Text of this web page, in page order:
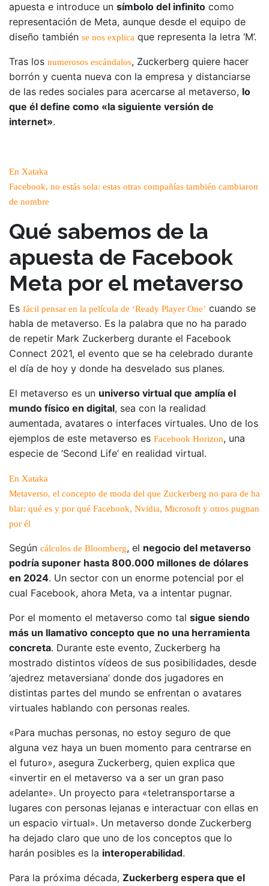
apuesta e introduce un símbolo del infinito como
representación de Meta, aunque desde el equipo de
diseño también se nos explica que representa la letra ‘M’.
Tras los numerosos escándalos, Zuckerberg quiere hacer
borrón y cuenta nueva con la empresa y distanciarse
de las redes sociales para acercarse al metaverso, lo
que él define como «la siguiente versión de
internet».
En Xataka
Facebook, no estás sola: estas otras compañías también cambiaron
de nombre
Qué sabemos de la
apuesta de Facebook
Meta por el metaverso
Es fácil pensar en la película de ‘Ready Player One’ cuando se
habla de metaverso. Es la palabra que no ha parado
de repetir Mark Zuckerberg durante el Facebook
Connect 2021, el evento que se ha celebrado durante
el día de hoy y donde ha desvelado sus planes.
El metaverso es un universo virtual que amplía el
mundo físico en digital, sea con la realidad
aumentada, avatares o interfaces virtuales. Uno de los
ejemplos de este metaverso es Facebook Horizon, una
especie de ‘Second Life’ en realidad virtual.
En Xataka
Metaverso, el concepto de moda del que Zuckerberg no para de ha
blar: qué es y por qué Facebook, Nvidia, Microsoft y otros pugnan
por él
Según cálculos de Bloomberg, el negocio del metaverso
podría suponer hasta 800.000 millones de dólares
en 2024. Un sector con un enorme potencial por el
cual Facebook, ahora Meta, va a intentar pugnar.
Por el momento el metaverso como tal sigue siendo
más un llamativo concepto que no una herramienta
concreta. Durante este evento, Zuckerberg ha
mostrado distintos vídeos de sus posibilidades, desde
‘ajedrez metaversiana’ donde dos jugadores en
distintas partes del mundo se enfrentan o avatares
virtuales hablando con personas reales.
«Para muchas personas, no estoy seguro de que
alguna vez haya un buen momento para centrarse en
el futuro», asegura Zuckerberg, quien explica que
«invertir en el metaverso va a ser un gran paso
adelante». Un proyecto para «teletransportarse a
lugares con personas lejanas e interactuar con ellas en
un espacio virtual». Un metaverso donde Zuckerberg
ha dejado claro que uno de los conceptos que lo
harán posibles es la interoperabilidad.
Para la próxima década, Zuckerberg espera que el